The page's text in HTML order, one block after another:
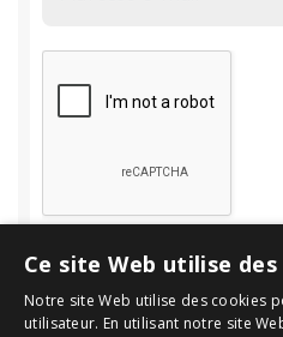
Ce site Web utilise
Notre site Web utilise des cookies
utilisateur. En utilisant notre site